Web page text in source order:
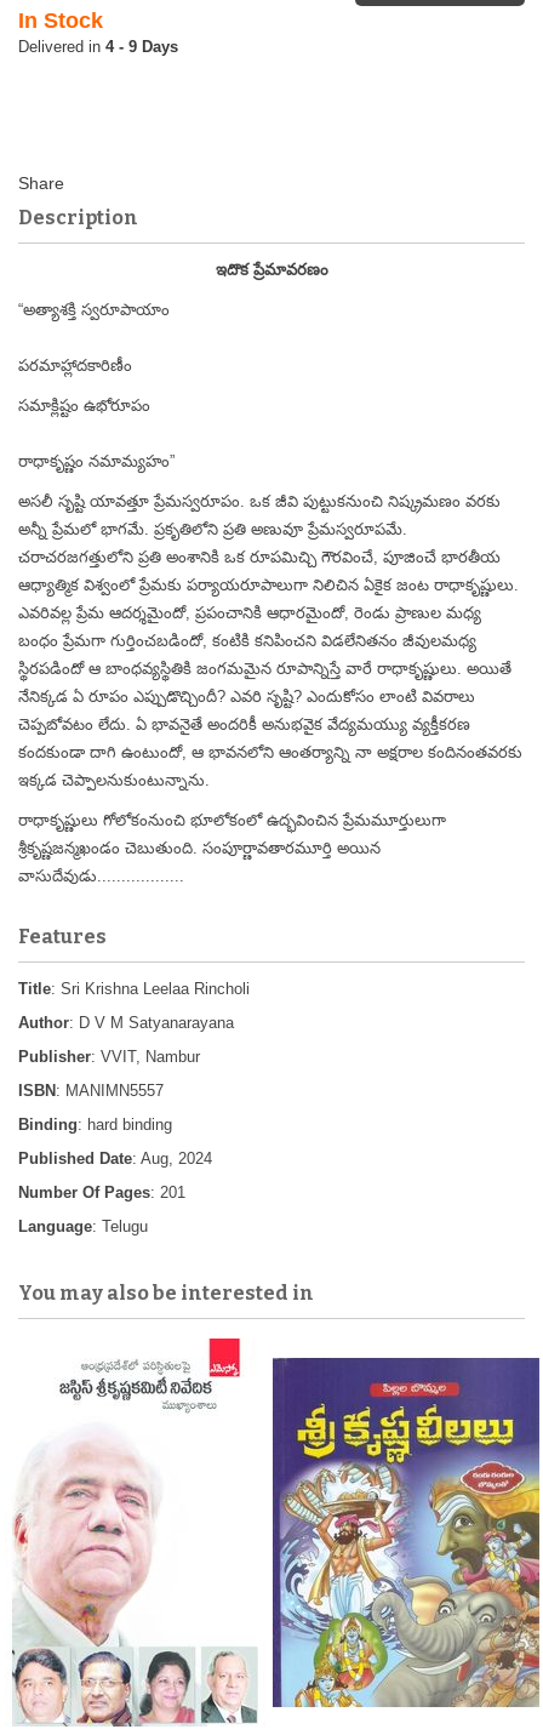
In Stock
4 - 9 Days
Description
ఇదొక ప్రేమావరణం
“అత్యాశక్తి స్వరూపాయాం
పరమాహ్లాదకారిణీం
సమాక్లిష్టం ఉభోరూపం
రాధాకృష్ణం నమామ్యహం”
అసలీ సృష్టి యావత్తూ ప్రేమస్వరూపం. ఒక జీవి పుట్టుకనుంచి నిష్క్రమణం వరకు
అన్నీ ప్రేమలో భాగమే. ప్రకృతిలోని ప్రతి అణువూ ప్రేమస్వరూపమే.
చరాచరజగత్తులోని ప్రతి అంశానికి ఒక రూపమిచ్చి గౌరవించే, పూజించే భారతీయ
ఆధ్యాత్మిక విశ్వంలో ప్రేమకు పర్యాయరూపాలుగా నిలిచిన ఏకైక జంట రాధాకృష్ణులు.
ఎవరివల్ల ప్రేమ ఆదర్శమైందో, ప్రపంచానికి ఆధారమైందో, రెండు ప్రాణుల మధ్య
బంధం ప్రేమగా గుర్తించబడిందో, కంటికి కనిపించని విడలేనితనం జీవులమధ్య
స్థిరపడిందో ఆ బాంధవ్యస్థితికి జంగమమైన రూపాన్నిస్తే వారే రాధాకృష్ణులు. అయితే
నేనిక్కడ ఏ రూపం ఎప్పుడొచ్చిందీ? ఎవరి సృష్టి? ఎందుకోసం లాంటి వివరాలు
చెప్పబోవటం లేదు. ఏ భావనైతే అందరికీ అనుభవైక వేద్యమయ్యు వ్యక్తీకరణ
కందకుండా దాగి ఉంటుందో, ఆ భావనలోని ఆంతర్యాన్ని నా అక్షరాల కందినంతవరకు
ఇక్కడ చెప్పాలనుకుంటున్నాను.
రాధాకృష్ణులు గోలోకంనుంచి భూలోకంలో ఉద్భవించిన ప్రేమమూర్తులుగా
శ్రీకృష్ణజన్మఖండం చెబుతుంది. సంపూర్ణావతారమూర్తి అయిన
వాసుదేవుడు..................
Features
Title: Sri Krishna Leelaa Rincholi
Author: D V M Satyanarayana
Publisher: VVIT, Nambur
ISBN : MANIMN5557
Binding: hard binding
Published Date: Aug, 2024
Number Of Pages: 201
Language: Telugu
You may also be interested in